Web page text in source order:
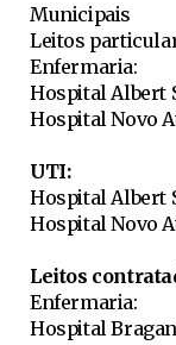
Municipais
Leitos
Enfermaria:
Hospital Albert
Hospital Novo
UTI:
Hospital Albert
Hospital Novo
Leitos
Enfermaria:
Hospital